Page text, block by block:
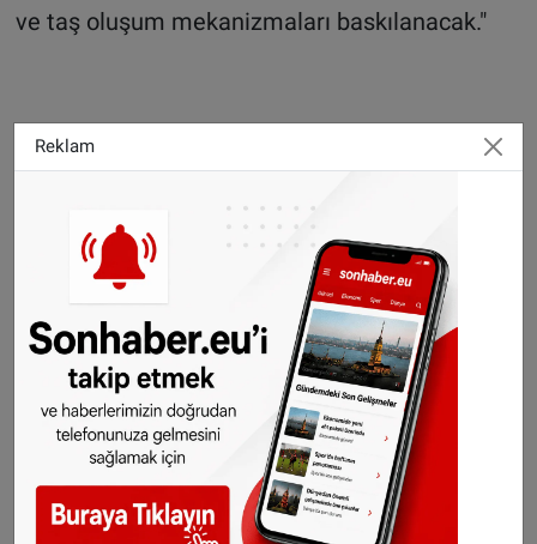
ve taş oluşum mekanizmaları baskılanacak."
"Çay, kahve tüketimi su ihtiyacını karşılamıyor"
Teknolojinin gelişmesiyle birlikte böbrek taşı
ameliyatlarında da son derece başarılı sonuçlar
elde edilebildiğini belirten Demir, şunları
kaydetti:
"Tamamen doğal yollardan, idrar kanalından
girerek oradan da böbreğe ulaşarak taşlar
Reklam